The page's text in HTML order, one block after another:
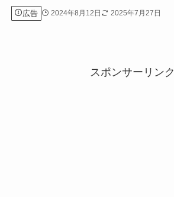
広告 2024年8月12日 2025年7月27日
スポンサーリンク